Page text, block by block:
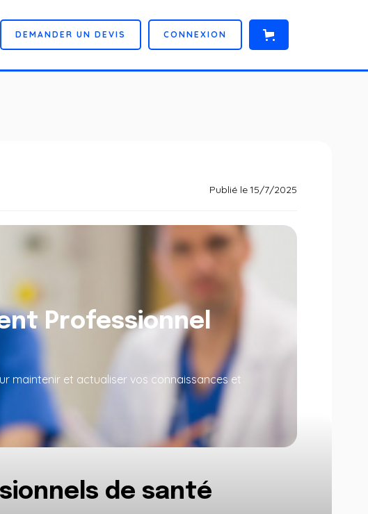
DE MANDE R UN DE VIS CONNE XION
Publié le15/7/2025
Professionnel
maintenir et actualiser vos connaissances et
de santé